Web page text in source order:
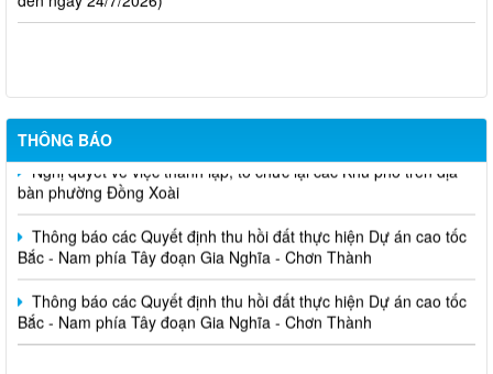
THÔNG BÁO
Thông báo Quyết định về việc cho phép chuyển mục đích sử
dụng đất
Nghị quyết về việc thành lập, tổ chức lại các Khu phố trên địa
bàn phường Đồng Xoài
Thông báo các Quyết định thu hồi đất thực hiện Dự án cao tốc
Bắc - Nam phía Tây đoạn Gia Nghĩa - Chơn Thành
Thông báo các Quyết định thu hồi đất thực hiện Dự án cao tốc
Bắc - Nam phía Tây đoạn Gia Nghĩa - Chơn Thành